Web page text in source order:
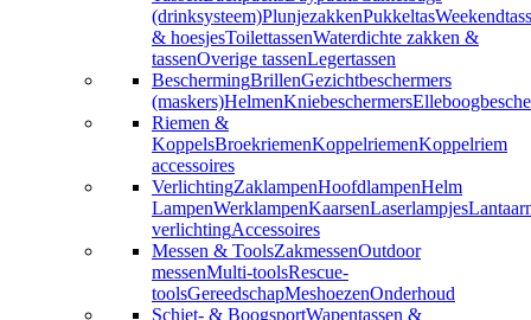
(drinksysteem)PlunjezakkenPukkeltas
& hoesjesToilettassenWaterdichte zakken &
tassenOverige tassenLegertassen
BeschermingBrillenGezichtbeschermers
(maskers)HelmenKniebeschermers
Riemen &
KoppelsBroekriemenKoppelriemenKoppelriem
accessoires
VerlichtingZaklampenHoofdlampenHelm
LampenWerklampenKaarsenLaserlampjes
verlichtingAccessoires
Messen & ToolsZakmessenOutdoor
messenMulti-toolsRescue-
toolsGereedschapMeshoezenOnderhoud
Schiet- & BoogsportWapentassen &